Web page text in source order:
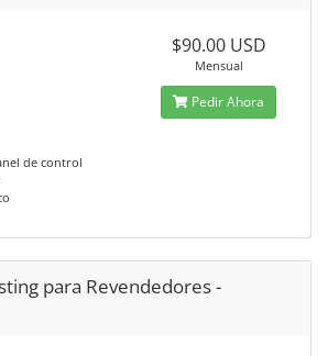
de control
$90.00 USD
Mensual
Pedir Ahora
para Revendedores -